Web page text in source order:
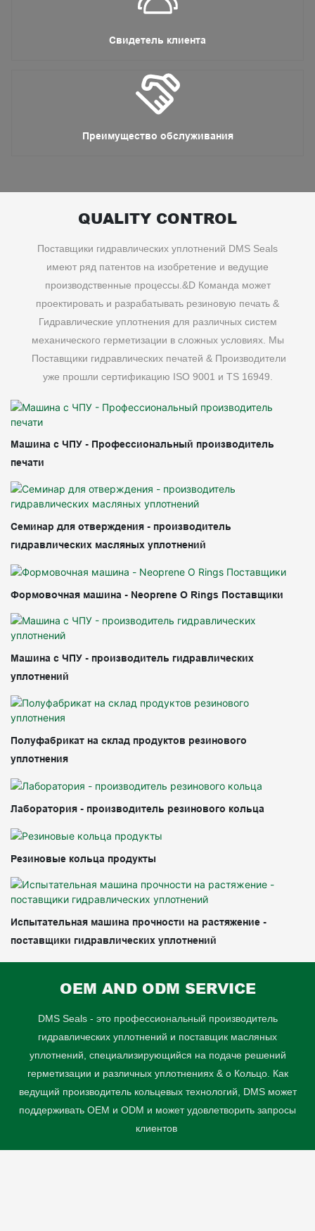
Свидетель клиента
Преимущество обслуживания
QUALITY CONTROL
Поставщики гидравлических уплотнений DMS Seals
имеют ряд патентов на изобретение и ведущие
производственные процессы.&D Команда может
проектировать и разрабатывать резиновую печать &
Гидравлические уплотнения для различных систем
механического герметизации в сложных условиях. Мы
Поставщики гидравлических печатей & Производители
уже прошли сертификацию ISO 9001 и TS 16949.
Машина с ЧПУ - Профессиональный производитель
печати
Семинар для отверждения - производитель
гидравлических масляных уплотнений
Формовочная машина - Neoprene O Rings Поставщики
Машина с ЧПУ - производитель гидравлических
уплотнений
Полуфабрикат на склад продуктов резинового
уплотнения
Лаборатория - производитель резинового кольца
Резиновые кольца продукты
Испытательная машина прочности на растяжение -
поставщики гидравлических уплотнений
OEM AND ODM SERVICE
DMS Seals - это профессиональный производитель
гидравлических уплотнений и поставщик масляных
уплотнений, специализирующийся на подаче решений
герметизации и различных уплотнениях & o Кольцо. Как
ведущий производитель кольцевых технологий, DMS может
поддерживать OEM и ODM и может удовлетворить запросы
клиентов